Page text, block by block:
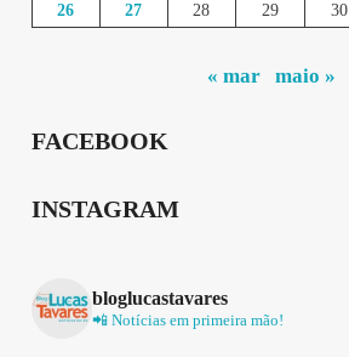
26
27 28 29 30
« mar maio »
FACEBOOK
INSTAGRAM
bloglucastavares
📲 Notícias em primeira mão!